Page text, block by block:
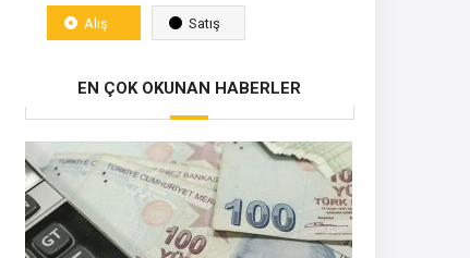
Alış Satış
EN ÇOK OKUNAN HABERLER